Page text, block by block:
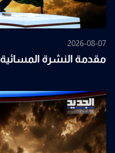
2026-08-07
مقدمة النشرة المسائية 07-08-2026